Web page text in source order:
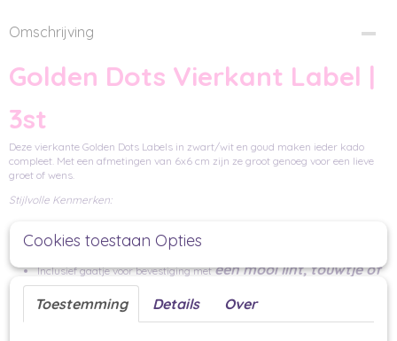
Omschrijving
Golden Dots Vierkant Label |
3st
Deze vierkante Golden Dots Labels in zwart/wit en goud maken ieder kado
compleet. Met een afmetingen van 6x6 cm zijn ze groot genoeg voor een lieve
groet of wens.
Stijlvolle Kenmerken:
Dubbelzijdig: Nee
Inclusief gaatje voor bevestiging meteen mooi lint, touwtje of
elastiek
Toepassingen:
Cookies toestaan Opties
Toestemming Details Over